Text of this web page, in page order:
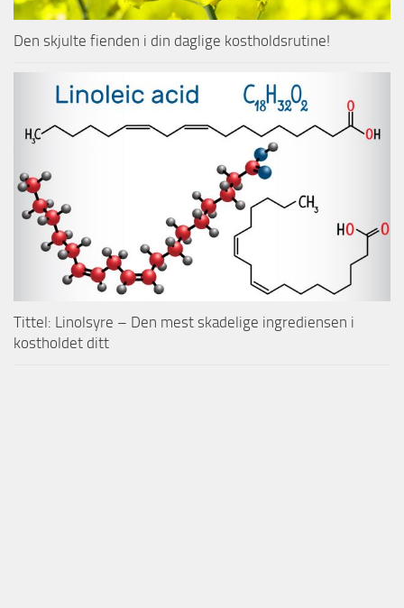
Den skjulte fienden i din daglige kostholdsrutine!
Tittel: Linolsyre – Den mest skadelige ingrediensen i
kostholdet ditt